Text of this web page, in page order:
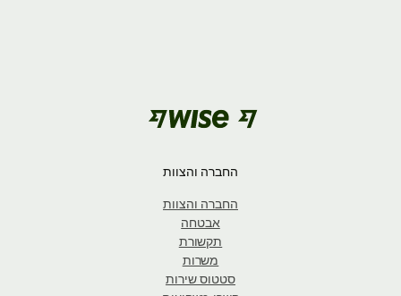
החברה והצוות
החברה והצוות
אבטחה
תקשורת
משרות
סטטוס שירות